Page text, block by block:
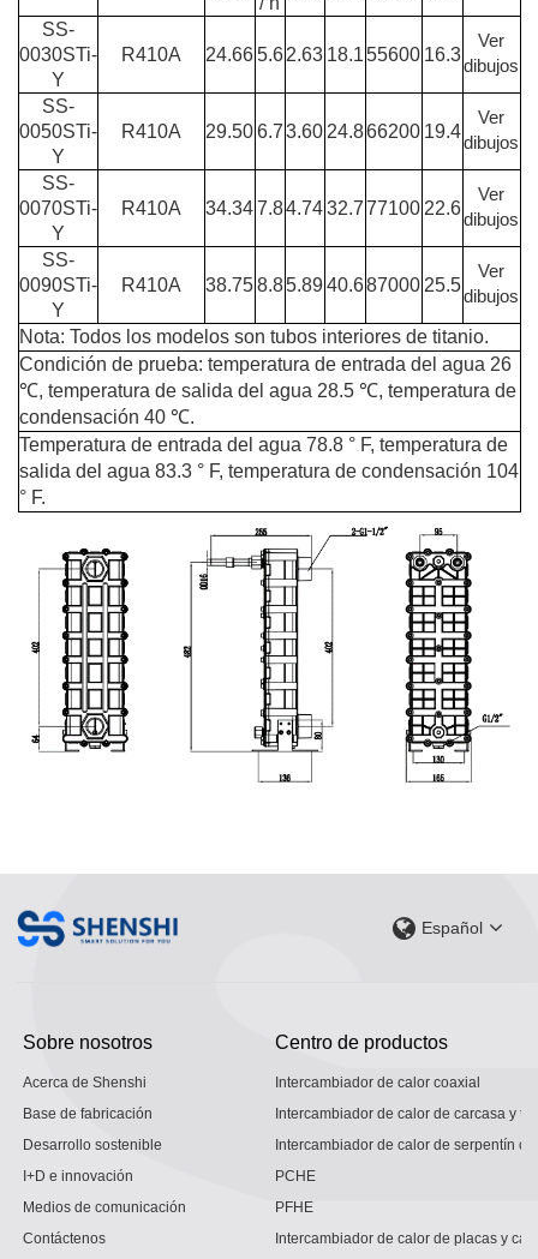
SS-
0030STi-
Y
R410A 24.665.6 2.63 18.155600 16.3
Ver
dibujos
SS-
0050STi-
Y
R410A 29.506.73.60 24.866200 19.4
Ver
dibujos
SS-
0070STi-
Y
R410A 34.347.84.7432.777100 22.6
Ver
dibujos
SS-
0090STi-
Y
R410A 38.758.85.8940.687000 25.5
Ver
dibujos
Nota: Todos los modelos son tubos interiores de titanio.
Condición de prueba: temperatura de entrada del agua 26
℃, temperatura de salida del agua 28.5 ℃, temperatura de
condensación 40 ℃.
Temperatura de entrada del agua 78.8 ° F, temperatura de
salida del agua 83.3 ° F, temperatura de condensación 104
° F.
Español
Sobre nosotros
Acerca de Shenshi
Base de fabricación
Desarrollo sostenible
I+D e innovación
Medios de comunicación
Contáctenos
Centro de productos
Intercambiador de calor coaxial
Intercambiador de calor de carcasa y
Intercambiador de calor de serpentín
PCHE
PFHE
Intercambiador de calor de placas y